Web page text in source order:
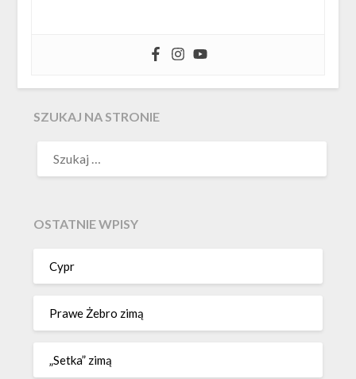
SZUKAJ NA STRONIE
OSTATNIE WPISY
Cypr
Prawe Żebro zimą
„Setka” zimą